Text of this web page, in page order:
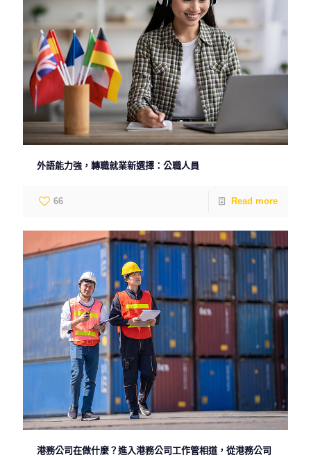
外語能力強，轉職就業新選擇：公職人員
66 Read more
港務公司在做什麼？進入港務公司工作管相道，從港務公司